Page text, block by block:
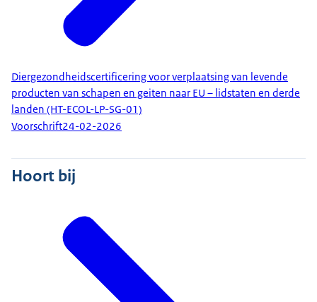
Diergezondheidscertificering voor verplaatsing van levende
producten van schapen en geiten naar EU – lidstaten en derde
landen (HT-ECOL-LP-SG-01)
Voorschrift24-02-2026
Hoort bij